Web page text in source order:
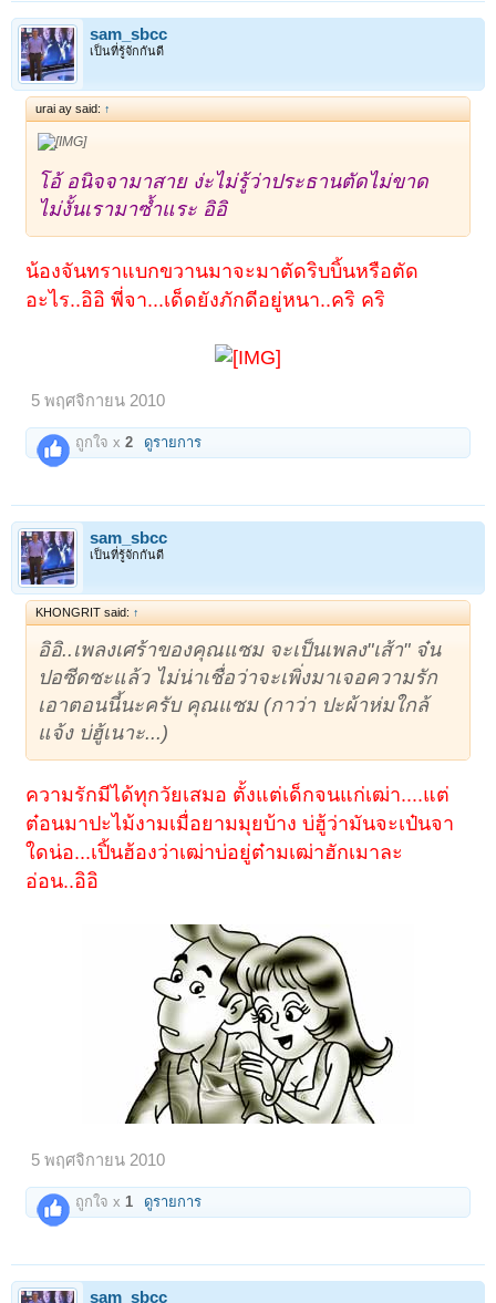
sam_sbcc
เป็นที่รู้จักกันดี
urai ay said: ↑
โอ้ อนิจจามาสาย ง่ะไม่รู้ว่าประธานตัดไม่ขาด
ไม่งั้นเรามาซ้ำแระ อิอิ
น้องจันทราแบกขวานมาจะมาตัดริบบิ้นหรือตัด
อะไร..อิอิ พี่จา...เด็ดยังภักดีอยู่หนา..คริ คริ
5 พฤศจิกายน 2010
ถูกใจ x2 ดูรายการ
sam_sbcc
เป็นที่รู้จักกันดี
KHONGRIT said: ↑
อิอิ..เพลงเศร้าของคุณแซม จะเป็นเพลง"เส้า" จ๋น
ปอซีดซะแล้ว ไม่น่าเชื่อว่าจะเพิ่งมาเจอความรัก
เอาตอนนี้นะครับ คุณแซม (กาว่า ปะผ้าห่มใกล้
แจ้ง บ่ฮู้เนาะ...)
ความรักมีได้ทุกวัยเสมอ ตั้งแต่เด็กจนแก่เฒ่า....แต่
ต๋อนมาปะไม้งามเมื่อยามมุยบ้าง บ่ฮู้ว่ามันจะเป๋นจา
ใดน่อ...เปิ้นฮ้องว่าเฒ่าบ่อยู่ต๋ามเฒ่าฮักเมาละ
อ่อน..อิอิ
5 พฤศจิกายน 2010
ถูกใจ x1 ดูรายการ
sam_sbcc